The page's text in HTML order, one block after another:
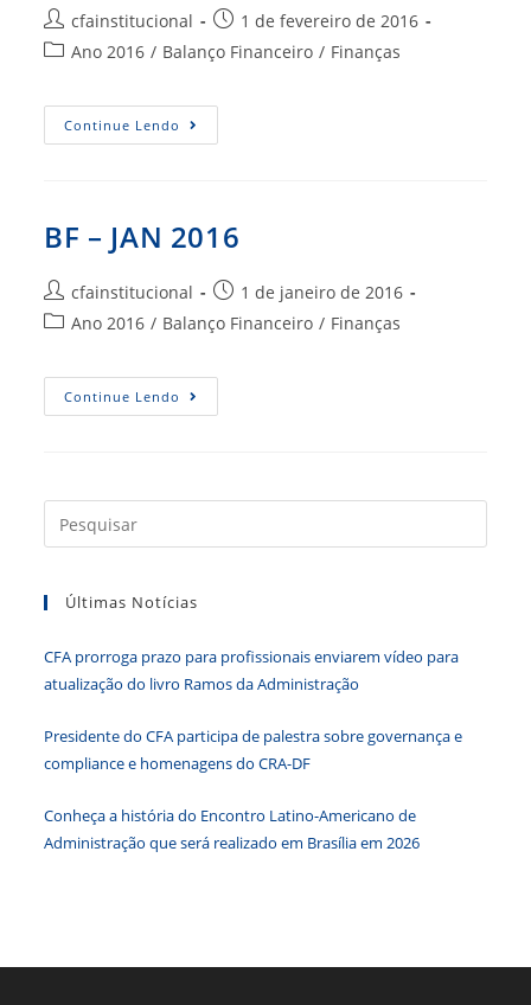
Autor
do
cfainstitucional
Post
publicado:
1 de fevereiro de 2016
Categoria
post:
Ano 2016 / Balanço Financeiro / Finanças
Continue Lendo BF
–
BF – JAN 2016
Autor
do
cfainstitucional
Post
publicado:
1 de janeiro de 2016
Categoria
post:
Ano 2016 / Balanço Financeiro / Finanças
Continue Lendo BF
–
a
Últimas Notícias
CFA prorroga prazo para profissionais enviarem vídeo para
atualização do livro Ramos da Administração
Presidente do CFA participa de palestra sobre governança e
compliance e homenagens do CRA-DF
Conheça a história do Encontro Latino-Americano de
Administração que será realizado em Brasília em 2026